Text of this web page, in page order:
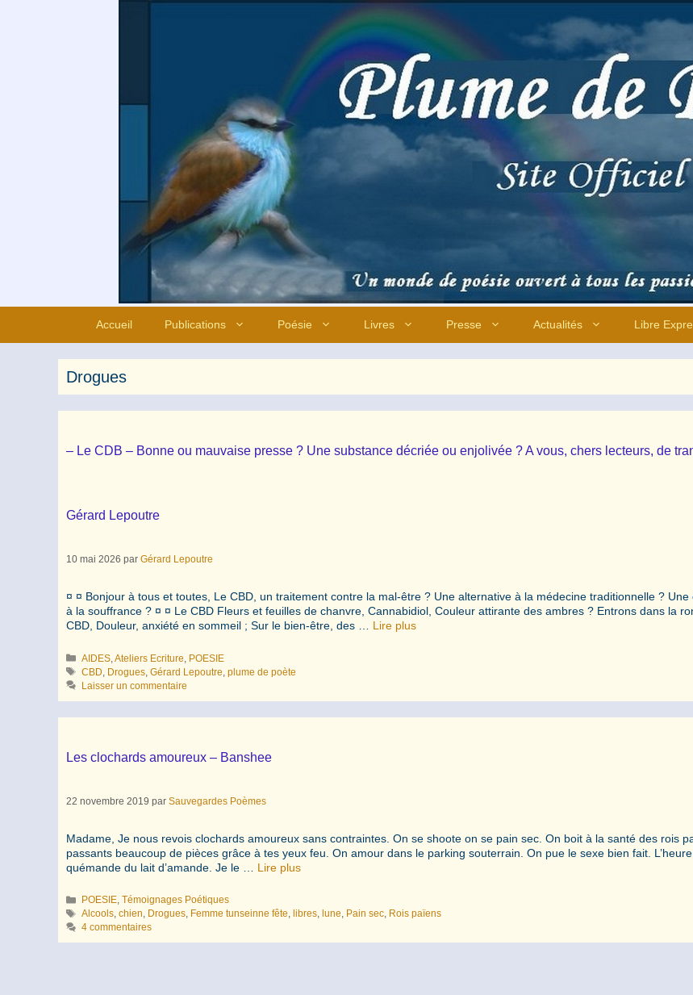
Accueil Publications Poésie Livres Presse Actualités Libre
Drogues
– Le CDB – Bonne ou mauvaise presse ? Une substance décriée ou enjolivée ? A vous, chers lecteurs, de
Gérard Lepoutre
10 mai 2026 par Gérard Lepoutre
¤ ¤ Bonjour à tous et toutes, Le CBD, un traitement contre la mal-être ? Une alternative à la médecine traditionnelle ? Une
à la souffrance ? ¤ ¤ Le CBD Fleurs et feuilles de chanvre, Cannabidiol, Couleur attirante des ambres ? Entrons dans la
CBD, Douleur, anxiété en sommeil ; Sur le bien-être, des … Lire plus
Catégories
AIDES ,Ateliers Ecriture POESIE
Étiquettes
CBD Drogues ,Gérard Lepoutre ,plume de poète
Laisser un commentaire
Les clochards amoureux – Banshee
22 novembre 2019 par Sauvegardes Poèmes
Madame, Je nous revois clochards amoureux sans contraintes. On se shoote on se pain sec. On boit à la santé des rois
passants beaucoup de pièces grâce à tes yeux feu. On amour dans le parking souterrain. On pue le sexe bien fait.
quémande du lait d’amande. Je le … Lire plus
Catégories
POESIE,Témoignages Poétiques
Étiquettes
Alcools,chien, Drogues, Femme tunseinne fête, libres, lune, Pain sec, Rois païens
4 commentaires